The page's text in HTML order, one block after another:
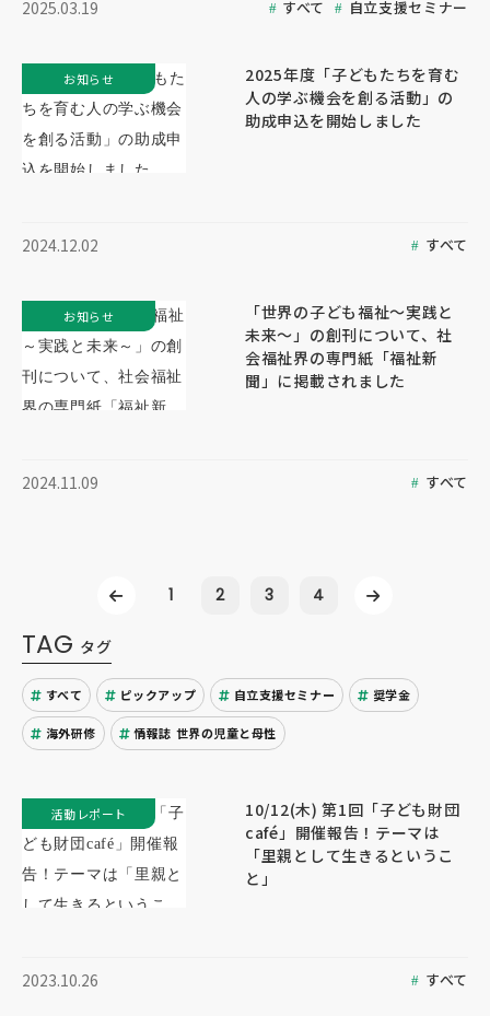
2025.03.19 すべて 自立支援セミナー
2025年度「子どもたちを育む
人の学ぶ機会を創る活動」の
助成申込を開始しました
2024.12.02 すべて
お知らせ
「世界の子ども福祉～実践と
未来～」の創刊について、社
会福祉界の専門紙「福祉新
聞」に掲載されました
2024.11.09 すべて
お知らせ
1 2 3 4
TAG タグ
すべて ピックアップ 自立支援セミナー 奨学金
海外研修 情報誌 世界の児童と母性
10/12(木) 第1回「子ども財団
café」開催報告！テーマは
「里親として生きるというこ
と」
2023.10.26 すべて
活動レポート